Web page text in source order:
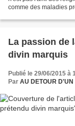
comme des maladies
La passion de
divin marquis
Publié le 29/06/2015 à
Par AU DETOUR D'UN